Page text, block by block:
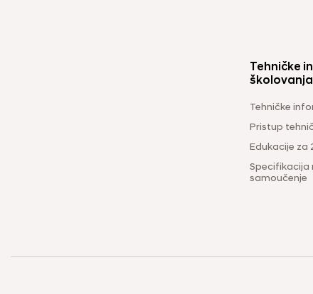
Tehničke
školovanja
Tehničke
Pristup
Edukacije za
Specifikacija
samoučenje